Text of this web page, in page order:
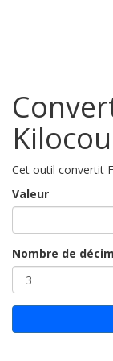
Cet outil convertit
Valeur
Nombre de